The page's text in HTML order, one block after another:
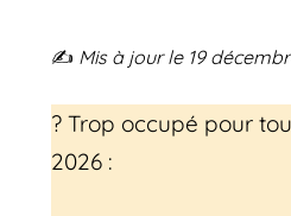
✍️ Mis à jour le 19
? Trop occupé pour
2026 :